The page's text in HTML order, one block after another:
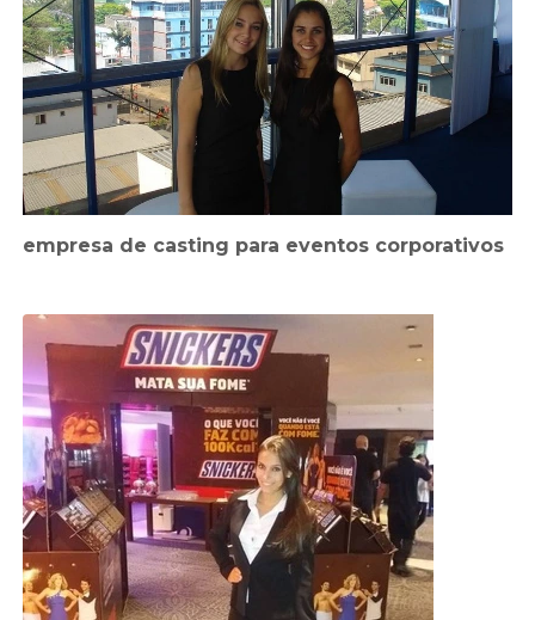
empresa de casting para eventos corporativos